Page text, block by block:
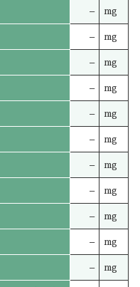
– mg
– mg
– mg
– mg
– mg
– mg
– mg
– mg
– mg
– mg
– mg